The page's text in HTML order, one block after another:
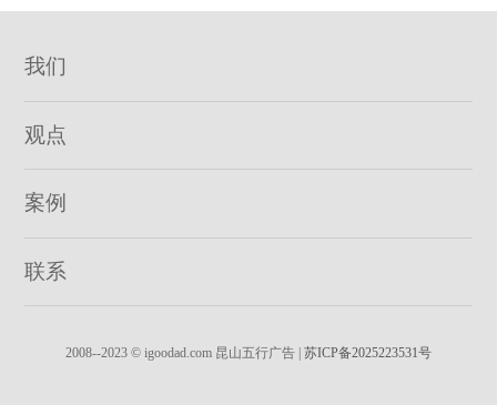
我们
观点
案例
联系
2008--2023 © igoodad.com 昆山五行广告 | 苏ICP备2025223531号